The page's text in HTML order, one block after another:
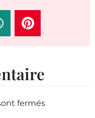
fermés